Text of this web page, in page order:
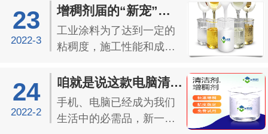
一样喷射，那么就会造成
浪费和不方便的使用；因
此现在大多数的洗衣液都
是加入了纤维素增稠剂，
方便挤压使用，又让人觉
得...
23
2022-3
增稠剂届的“新宠”——工业涂料增稠剂
工业涂料为了达到一定的
粘稠度，施工性能和成膜
学助剂增强其性能。其中
增稠剂也是作为常用的助
剂，这款工业涂料增稠剂
可用于控制原料成本以及
24
2022-2
咱就是说这款电脑清洁剂增稠剂很稳！
手机、电脑已经成为我们
生活中的必需品，新一代